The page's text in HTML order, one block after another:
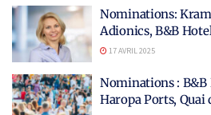
Nominations:
Adionics, B&B
17 AVRIL 2025
Nominations : B&B
Haropa Ports, Quai